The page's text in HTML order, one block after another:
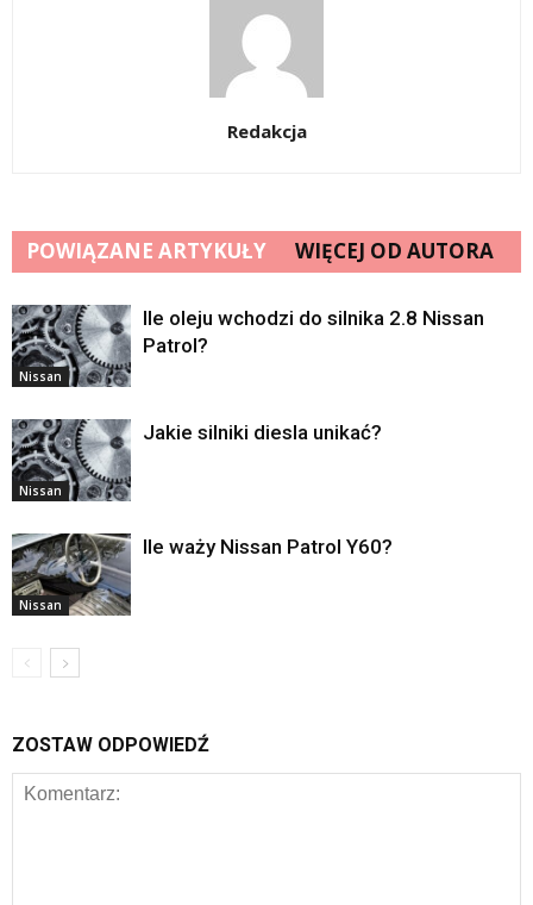
Redakcja
POWIĄZANE ARTYKUŁY WIĘCEJ OD AUTORA
Nissan
Ile oleju wchodzi do silnika 2.8 Nissan
Patrol?
Nissan
Jakie silniki diesla unikać?
Nissan
Ile waży Nissan Patrol Y60?
ZOSTAW ODPOWIEDŹ